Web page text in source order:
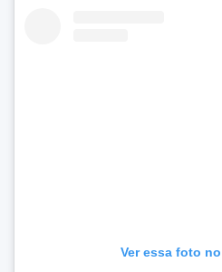
Ver essa foto